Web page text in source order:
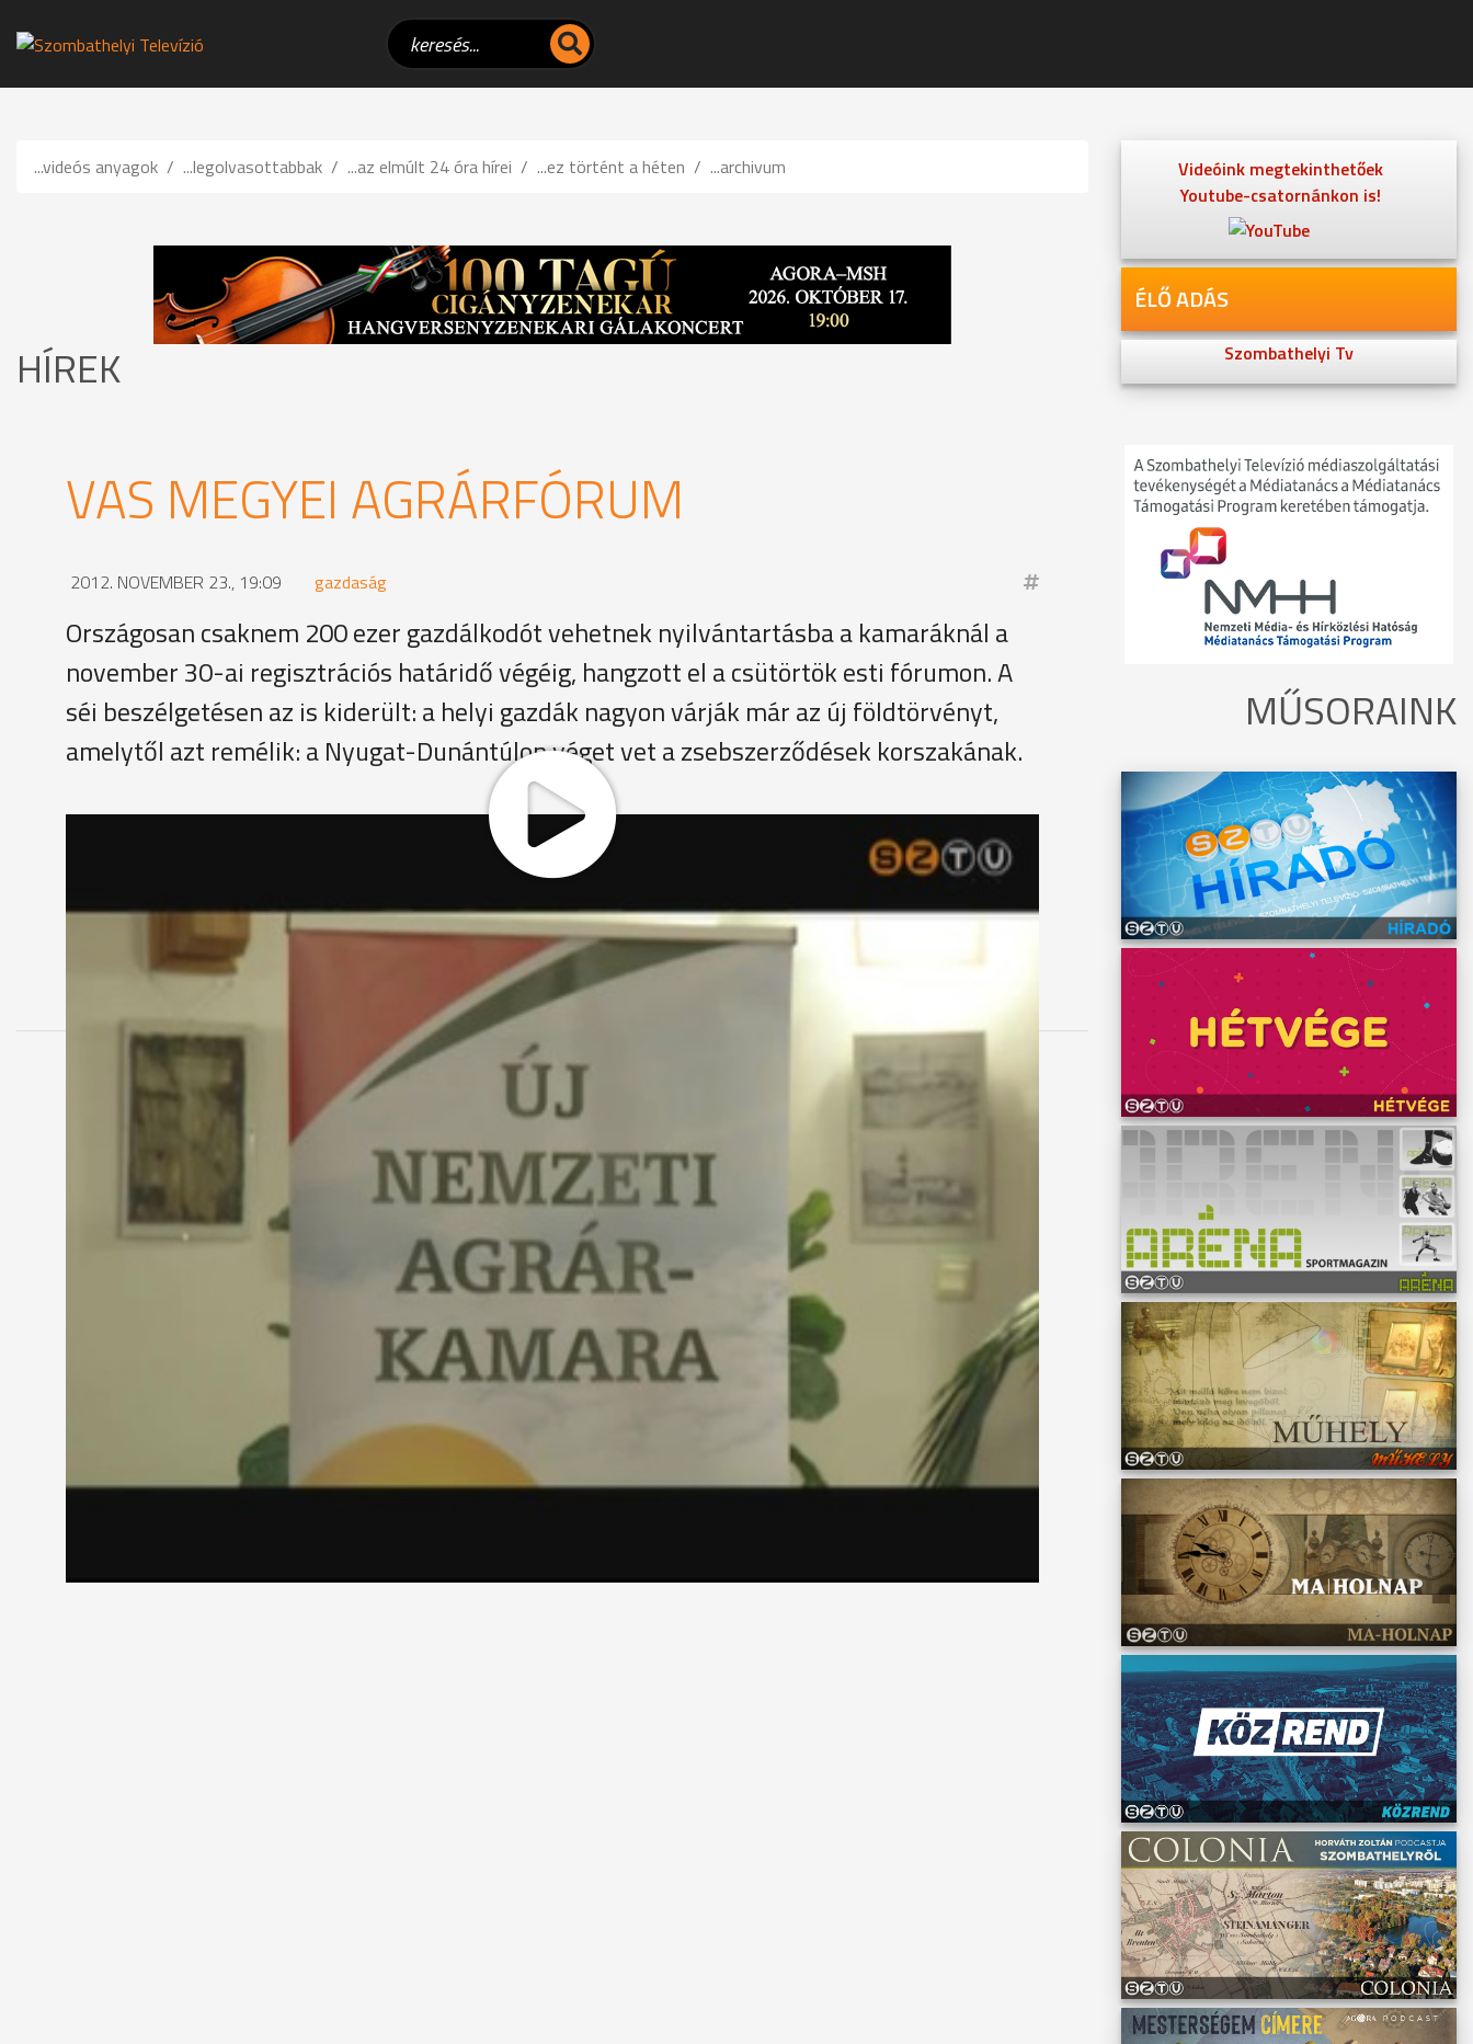
...videós anyagok ...legolvasottabbak ...az elmúlt 24 óra hírei ...ez történt a héten ...archivum
HÍREK
VAS MEGYEI AGRÁRFÓRUM
2012. NOVEMBER 23., 19:09 gazdaság
Országosan csaknem 200 ezer gazdálkodót vehetnek nyilvántartásba a kamaráknál a
november 30-ai regisztrációs határidő végéig, hangzott el a csütörtök esti fórumon. A
séi beszélgetésen az is kiderült: a helyi gazdák nagyon várják már az új földtörvényt,
amelytől azt remélik: a Nyugat-Dunántúlon véget vet a zsebszerződések korszakának.
Videóink megtekinthetőek
Youtube-csatornánkon is!
ÉLŐ ADÁS
Szombathelyi Tv
MŰSORAINK